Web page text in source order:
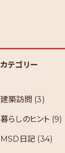
カテゴリー
建築訪問 (3)
暮らしのヒント (9)
MSD日記 (34)